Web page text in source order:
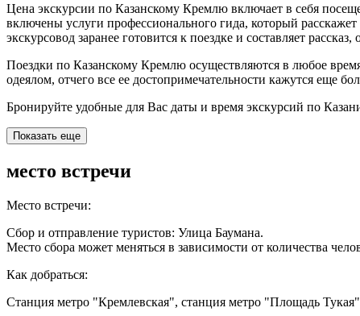
Цена экскурсии по Казанскому Кремлю включает в себя
включены услуги профессионального гида, который
экскурсовод заранее готовится к поездке и составляет
Поездки по Казанскому Кремлю осуществляются в любое
одеялом, отчего все ее достопримечательности кажутся еще
Бронируйте удобные для Вас даты и время экскурсий по
Показать еще
место встречи
Место встречи:
Сбор и отправление туристов: Улица Баумана.
Место сбора может меняться в зависимости от количества
Как добраться:
Станция метро "Кремлевская", станция метро "Площадь Тукая"